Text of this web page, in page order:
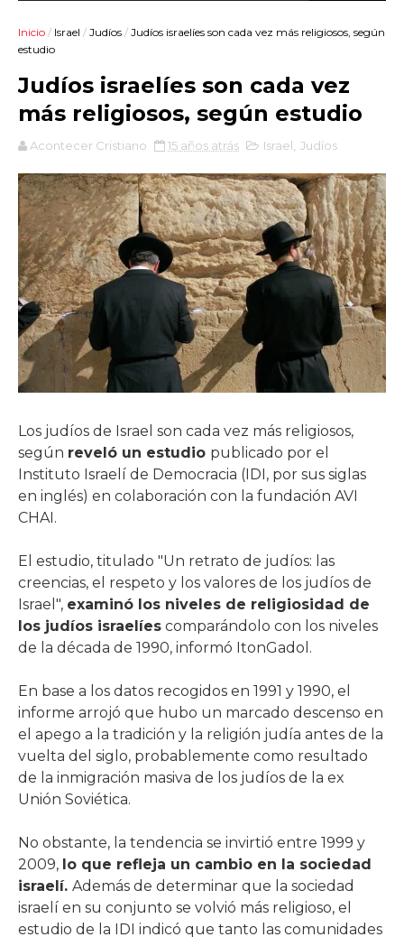
Inicio / Israel / Judíos / Judíos israelíes son cada vez más religiosos, según
estudio
Judíos israelíes son cada vez
más religiosos, según estudio
Acontecer Cristiano 15 años atrás Israel Judíos
Los judíos de Israel son cada vez más religiosos,
según reveló un estudio publicado por el
Instituto Israelí de Democracia (IDI, por sus siglas
en inglés) en colaboración con la fundación AVI
CHAI.
El estudio, titulado "Un retrato de judíos: las
creencias, el respeto y los valores de los judíos de
Israel", examinó los niveles de religiosidad de
los judíos israelíes comparándolo con los niveles
de la década de 1990, informó ItonGadol.
En base a los datos recogidos en 1991 y 1990, el
informe arrojó que hubo un marcado descenso en
el apego a la tradición y la religión judía antes de la
vuelta del siglo, probablemente como resultado
de la inmigración masiva de los judíos de la ex
Unión Soviética.
No obstante, la tendencia se invirtió entre 1999 y
2009, lo que refleja un cambio en la sociedad
israelí. Además de determinar que la sociedad
israelí en su conjunto se volvió más religioso, el
estudio de la IDI indicó que tanto las comunidades